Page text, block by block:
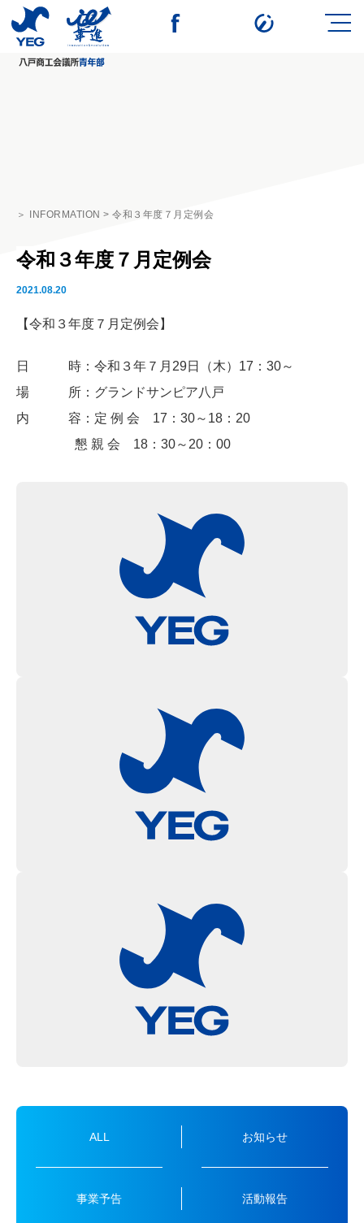
＞ INFORMATION > 令和３年度７月定例会
令和３年度７月定例会
2021.08.20
【令和３年度７月定例会】
日 時：令和３年７月29日（木）17：30～
場 所：グランドサンピア八戸
内 容：定 例 会 17：30～18：20
懇 親 会 18：30～20：00
ALL お知らせ
事業予告 活動報告